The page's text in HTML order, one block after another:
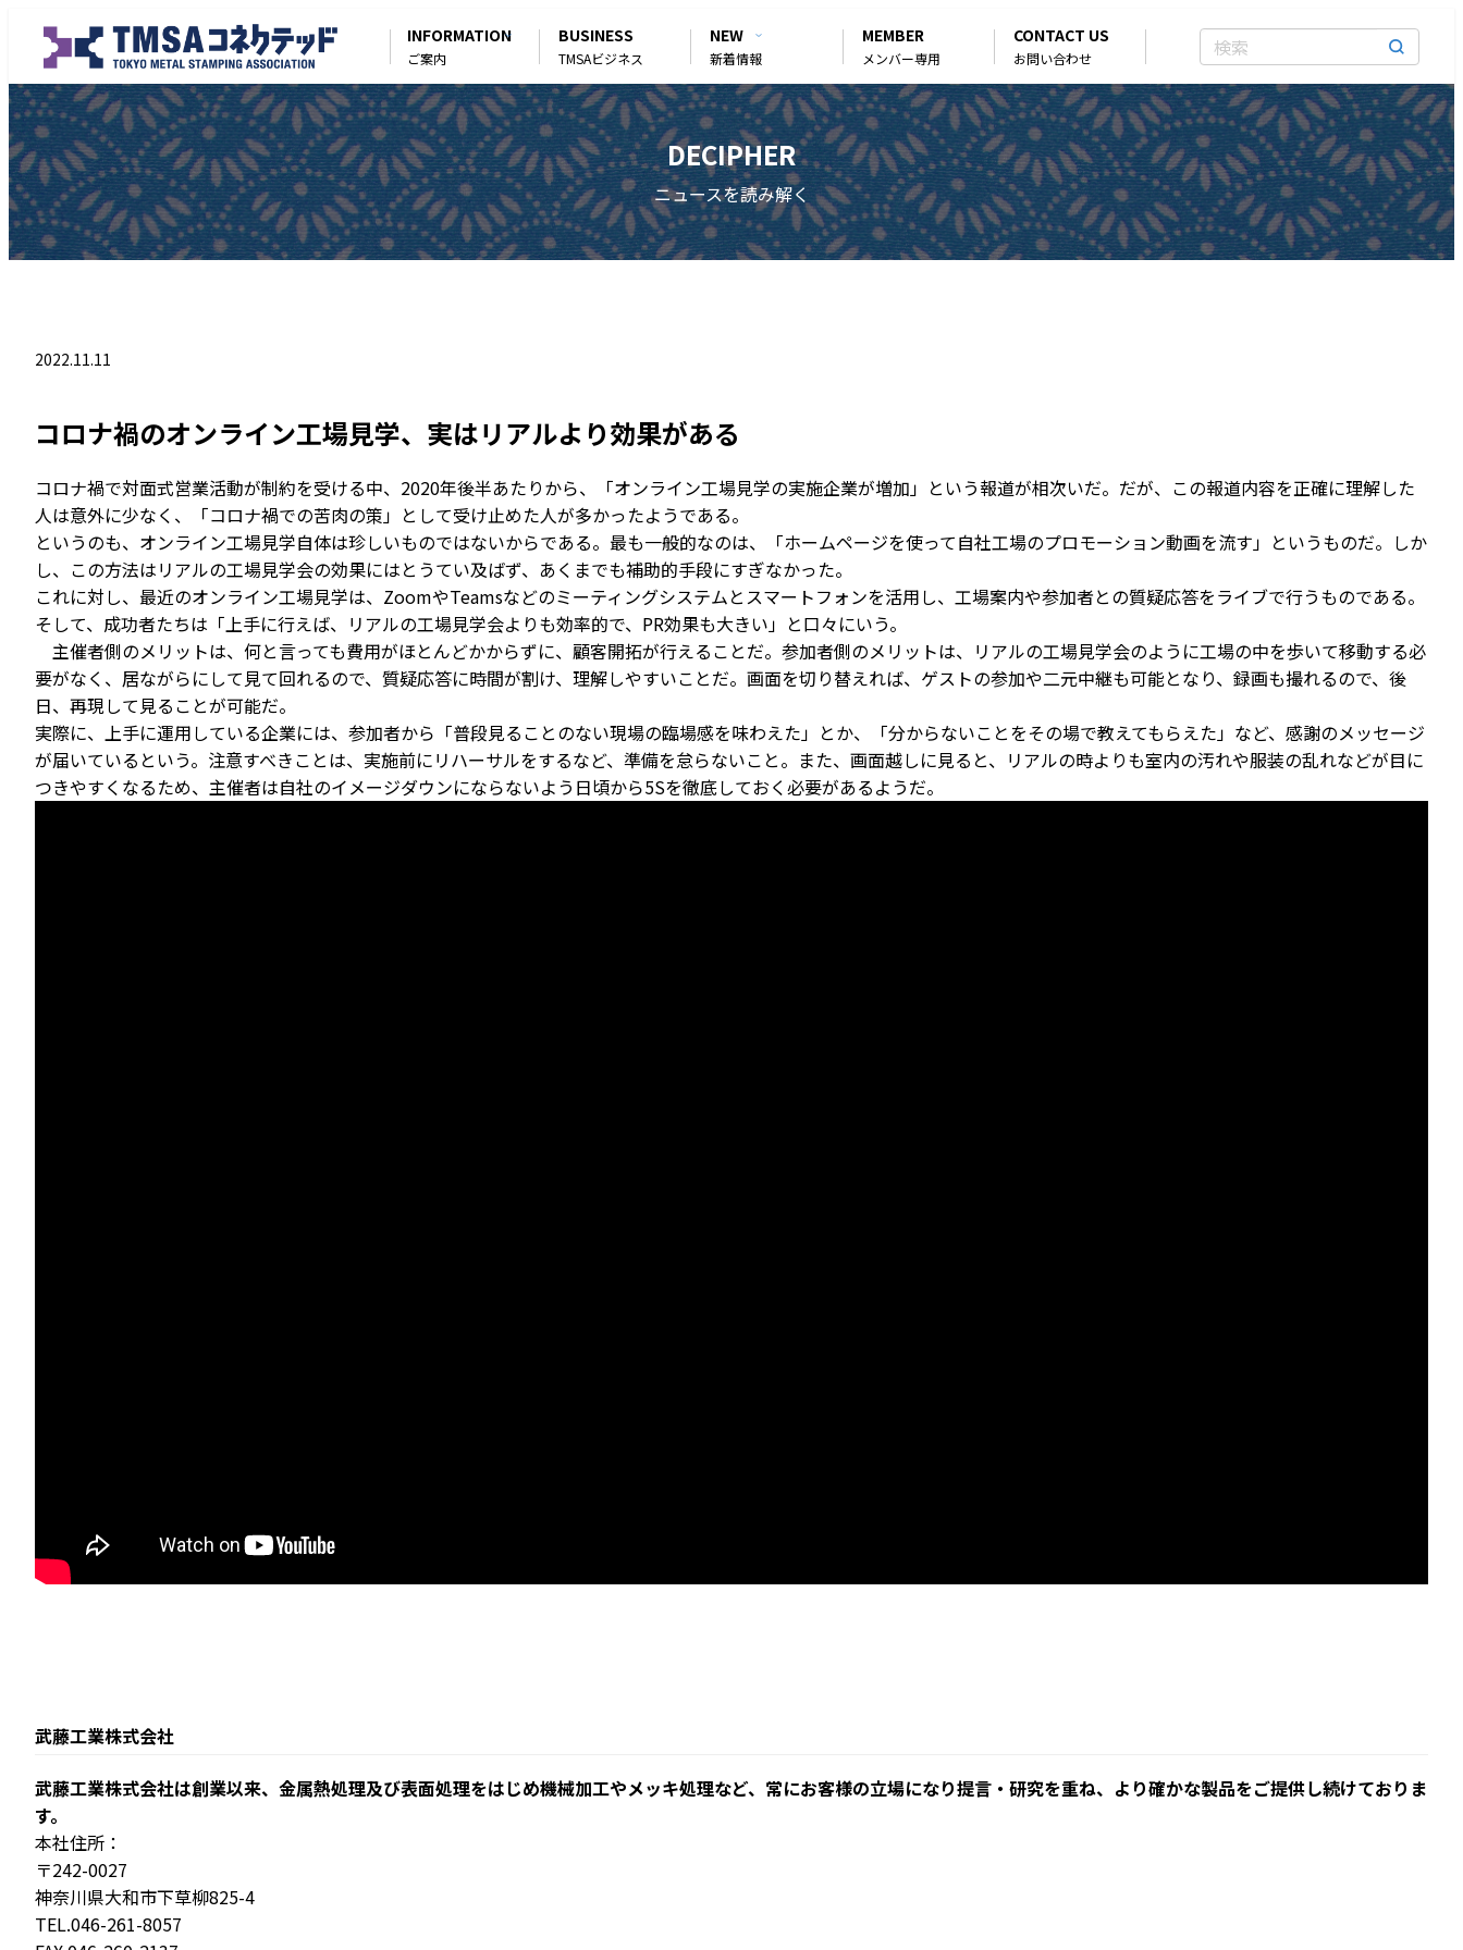
INFORMATION
ご案内
BUSINESS
TMSAビジネス
NEW
新着情報
MEMBER
メンバー専用
CONTACT US
お問い合わせ
DECIPHER
ニュースを読み解く
2022.11.11
コロナ禍のオンライン工場見学、実はリアルより効果がある
コロナ禍で対面式営業活動が制約を受ける中、2020年後半あたりから、「オンライン工場見学の実施企業が増加」という報道が相次いだ。だが、この報道内容を正確に理解した
人は意外に少なく、「コロナ禍での苦肉の策」として受け止めた人が多かったようである。
というのも、オンライン工場見学自体は珍しいものではないからである。最も一般的なのは、「ホームページを使って自社工場のプロモーション動画を流す」というものだ。しか
し、この方法はリアルの工場見学会の効果にはとうてい及ばず、あくまでも補助的手段にすぎなかった。
これに対し、最近のオンライン工場見学は、ZoomやTeamsなどのミーティングシステムとスマートフォンを活用し、工場案内や参加者との質疑応答をライブで行うものである。
そして、成功者たちは「上手に行えば、リアルの工場見学会よりも効率的で、PR効果も大きい」と口々にいう。
主催者側のメリットは、何と言っても費用がほとんどかからずに、顧客開拓が行えることだ。参加者側のメリットは、リアルの工場見学会のように工場の中を歩いて移動する必
要がなく、居ながらにして見て回れるので、質疑応答に時間が割け、理解しやすいことだ。画面を切り替えれば、ゲストの参加や二元中継も可能となり、録画も撮れるので、後
日、再現して見ることが可能だ。
実際に、上手に運用している企業には、参加者から「普段見ることのない現場の臨場感を味わえた」とか、「分からないことをその場で教えてもらえた」など、感謝のメッセージ
が届いているという。注意すべきことは、実施前にリハーサルをするなど、準備を怠らないこと。また、画面越しに見ると、リアルの時よりも室内の汚れや服装の乱れなどが目に
つきやすくなるため、主催者は自社のイメージダウンにならないよう日頃から5Sを徹底しておく必要があるようだ。
武藤工業株式会社
武藤工業株式会社は創業以来、金属熱処理及び表面処理をはじめ機械加工やメッキ処理など、常にお客様の立場になり提言・研究を重ね、より確かな製品をご提供し続けておりま
す。
本社住所：
〒242-0027
神奈川県大和市下草柳825-4
TEL.046-261-8057